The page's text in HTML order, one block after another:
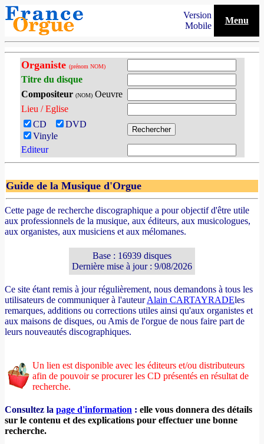
Version
Mobile
Menu
Organiste (prénom NOM)
Titre du disque
Compositeur (NOM)Oeuvre
Lieu / Eglise
CD
DVD
Vinyle
Editeur
Guide de la Musique d'Orgue
Cette page de recherche discographique a pour objectif d'être utile
aux professionnels de la musique, aux éditeurs, aux musicologues,
aux organistes, aux musiciens et aux mélomanes.
Base : 16939 disques
Dernière mise à jour : 9/08/2026
Ce site étant remis à jour régulièrement, nous demandons à tous les
utilisateurs de communiquer à l'auteurAlain CARTAYRADEles
remarques, additions ou corrections utiles ainsi qu'aux organistes et
aux maisons de disques, ou Amis de l'orgue de nous faire part de
leurs nouveautés discographiques.
Un lien est disponible avec les éditeurs et/ou distributeurs
afin de pouvoir se procurer les CD présentés en résultat de
recherche.
Consultez la page d'information : elle vous donnera des détails
sur le contenu et des explications pour effectuer une bonne
recherche.